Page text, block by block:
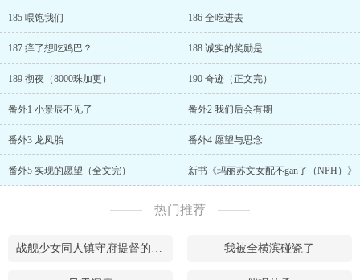
185 喂饱我们 186 全吃进去
187 痒了想吃鸡巴？ 188 诚实的奖励是
189 彻夜（8000珠加更） 190 奇迹（正文完）
番外1 小景辰不见了 番外2 我们后会有期
番外3 龙凤胎 番外4 愿望与思念
番外5 实现的愿望（全文完） 新书《玛丽苏文女配不gan了（NPH）》
热门推荐
战舰少女同人镇守府提督的后宫日常 我被全横滨碰瓷了